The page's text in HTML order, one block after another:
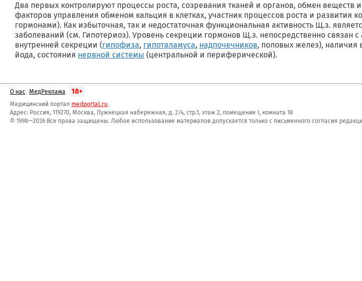
Два первых контролируют процессы роста, созревания тканей и органов, обмен веществ
факторов управления обменом кальция в клетках, участник процессов роста и развития
гормонами). Как избыточная, так и недостаточная функциональная активность Щ.з.
заболеваний (см. Гипотериоз). Уровень секреции гормонов Щ.з. непосредственно связан с
внутренней секреции (гипофиза, гипоталамуса, надпочечников, половых желез), наличия
йода, состояния нервной системы (центральной и периферической).
О нас МедРеклама 18+
Медицинский портал medportal.ru.
Адрес: Россия, 119270, Москва, Лужнецкая набережная, д. 2/4, стр.1, этаж 2, помещение I, комната 18
© 1998—2026 Все права защищены. Любое использование материалов допускается только с письменного согласия